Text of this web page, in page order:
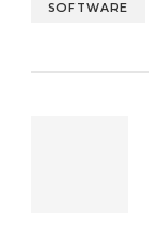
SOFTWARE